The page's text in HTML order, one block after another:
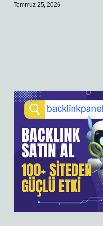
Temmuz 25, 2026